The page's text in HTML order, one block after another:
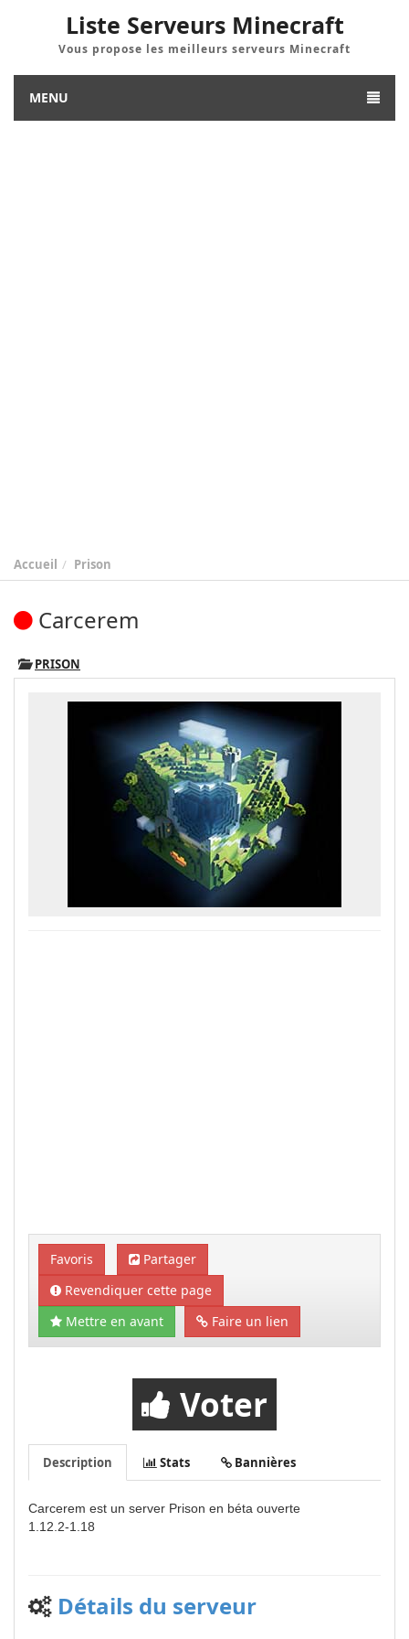
Liste Serveurs Minecraft
Vous propose les meilleurs serveurs Minecraft
MENU
Accueil Prison
Carcerem
PRISON
Favoris
Partager
Revendiquer cette page
Mettre en avant
Faire un lien
Voter
Description Stats Bannières
Carcerem est un server Prison en béta ouverte
1.12.2-1.18
Détails du serveur